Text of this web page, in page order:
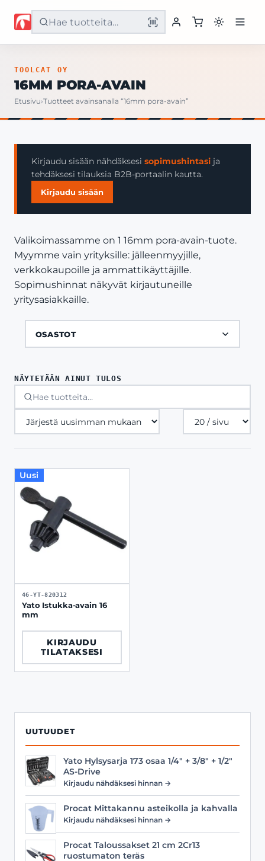
Etusivu
Yritys
Yhteystiedot
TOOLCAT OY
16MM PORA-AVAIN
Etusivu›Tuotteet avainsanalla “16mm pora-avain”
Kirjaudu sisään nähdäksesi sopimushintasi ja
tehdäksesi tilauksia B2B-portaalin kautta.
Kirjaudu sisään
Valikoimassamme on 1 16mm pora-avain-tuote.
Myymme vain yrityksille: jälleenmyyjille,
verkkokaupoille ja ammattikäyttäjille.
Sopimushinnat näkyvät kirjautuneille
yritysasiakkaille.
OSASTOT
UUTUUDET
Yato Hylsysarja 173 osaa 1/4" + 3/8" + 1/2"
AS-Drive
Kirjaudu nähdäksesi hinnan →
Procat Mittakannu asteikolla ja kahvalla
Kirjaudu nähdäksesi hinnan →
Procat Taloussakset 21 cm 2Cr13
ruostumaton teräs
NÄYTETÄÄN AINUT TULOS
Tuotteita
sivulla
Uusi
46-YT-820312
Yato Istukka-avain 16
mm
KIRJAUDU
TILATAKSESI